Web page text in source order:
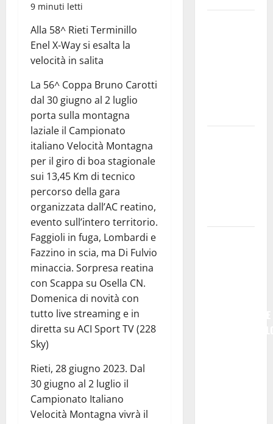
9 minuti letti
Alla 58^ Rieti Terminillo
Enel X-Way si esalta la
velocità in salita
La 56^ Coppa Bruno Carotti
dal 30 giugno al 2 luglio
porta sulla montagna
laziale il Campionato
italiano Velocità Montagna
per il giro di boa stagionale
sui 13,45 Km di tecnico
percorso della gara
organizzata dall’AC reatino,
evento sull’intero territorio.
Faggioli in fuga, Lombardi e
Fazzino in scia, ma Di Fulvio
minaccia. Sorpresa reatina
con Scappa su Osella CN.
Domenica di novità con
tutto live streaming e in
diretta su ACI Sport TV (228
Sky)
Rieti, 28 giugno 2023. Dal
30 giugno al 2 luglio il
Campionato Italiano
Velocità Montagna vivrà il